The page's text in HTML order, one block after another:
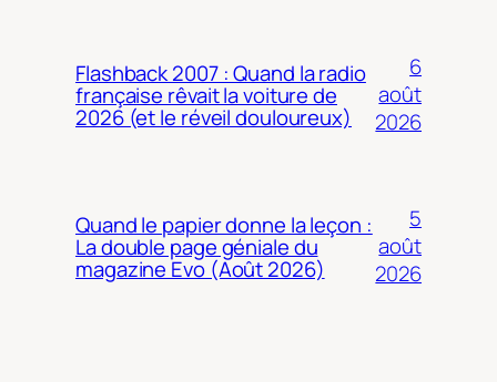
Flashback 2007 : Quand la radio
française rêvait la voiture de
2026 (et le réveil douloureux)
6
août
2026
Quand le papier donne la leçon :
La double page géniale du
magazine Evo (Août 2026)
5
août
2026